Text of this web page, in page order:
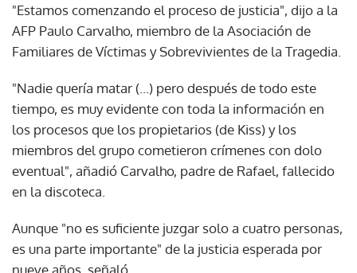
"Estamos comenzando el proceso de justicia", dijo a la
AFP Paulo Carvalho, miembro de la Asociación de
Familiares de Víctimas y Sobrevivientes de la Tragedia.
"Nadie quería matar (...) pero después de todo este
tiempo, es muy evidente con toda la información en
los procesos que los propietarios (de Kiss) y los
miembros del grupo cometieron crímenes con dolo
eventual", añadió Carvalho, padre de Rafael, fallecido
en la discoteca.
Aunque "no es suficiente juzgar solo a cuatro personas,
es una parte importante" de la justicia esperada por
nueve años, señaló.